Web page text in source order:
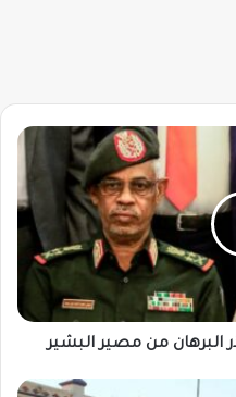
من مصير البشير